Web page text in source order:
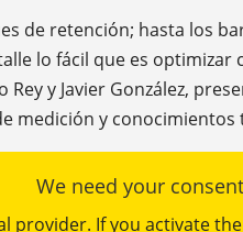
de retención; hasta los
lo fácil que es optimizar
y Javier González,
medición y conocimientos
We need your consent
provider. If you activate